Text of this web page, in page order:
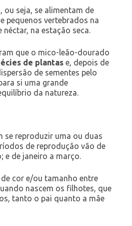
ou seja, se alimentam de
pequenos vertebrados na
néctar, na estação seca.
que o mico-leão-dourado
de plantase, depois de
de sementes pelo
si uma grande
da natureza.
se reproduzir uma ou duas
de reprodução vão de
e de janeiro a março.
cor e/ou tamanho entre
nascem os filhotes, que
tanto o pai quanto a mãe